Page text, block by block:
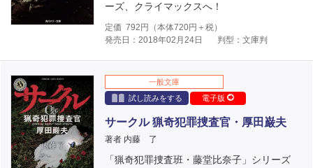
ーズ、クライマックスへ！
定価 792 円（本体720円＋税）
発売日：2018年02月24日
判型：文庫判
一般文庫
試し読みをする
電子版
サークル 猟奇犯罪捜査官・厚田巌夫
著者 内藤 了
「猟奇犯罪捜査班・藤堂比奈子」シリーズ